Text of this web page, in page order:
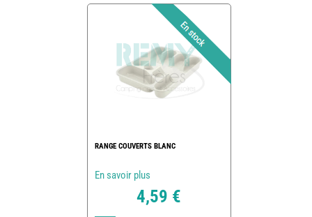
RANGE COUVERTS BLANC
En savoir plus
4,59 €